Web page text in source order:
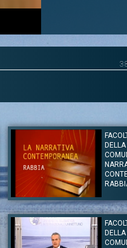
DELLA
Autore:Prof. Fabio Vittorini
Canale:Scienze della Comunicazione
Lezione sulla narrativa
Vittorini dal titolo: “Rabbia”. Gli
lezione sono: La lirica narrativa e
DELLA